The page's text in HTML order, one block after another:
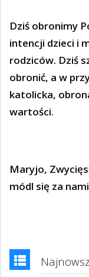
Dziś obronimy
intencji dzieci i
rodziców. Dziś
obronić, a w
katolicka,
wartości.
Maryjo,
módl się za